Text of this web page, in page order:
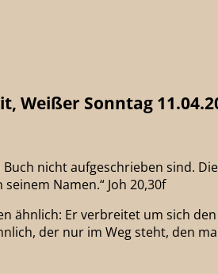
Weißer Sonntag
nicht aufgeschrieben sind.
Namen.“ Joh 20,30f
ähnlich: Er verbreitet um sich
der nur im Weg steht, den